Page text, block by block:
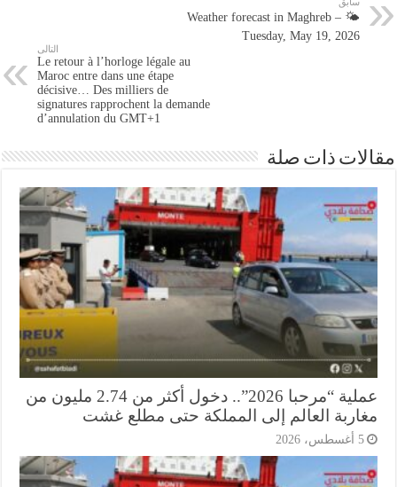
🌤️ Weather forecast in Maghreb –
Tuesday, May 19, 2026
Le retour à l’horloge légale au
Maroc entre dans une étape
décisive… Des milliers de
signatures rapprochent la demande
d’annulation du GMT+1
ذات صلة
عملية “مرحبا 2026”.. دخول أكثر من 2.74 مليون من
العالم إلى المملكة حتى مطلع غشت